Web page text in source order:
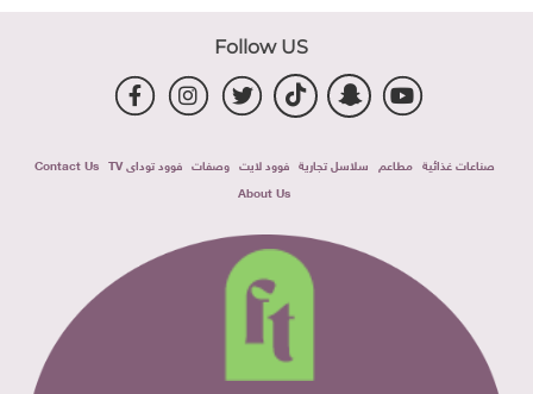
Follow US
صناعات غذائية مطاعم سلاسل تجارية فوود لايت وصفات فوود توداى TV
Contact Us
About Us